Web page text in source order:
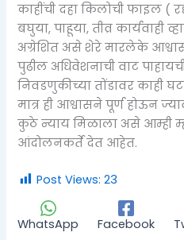
काहींची दहा किलोची फाइल (
बघुया, पाहूया, तीव्र कार्यवाही
अग्रेशित असे शेरे मारलेके
पुढील अधिवेशनाची वाट
निवडणुकीच्या तोंडावर काही
मात्र ही आश्वासने पूर्ण होऊन
कुठे न्याय मिळाला असे आम्ही
आंदोलनकर्ते देत आहेत.
Post Views: 23
WhatsApp Facebook